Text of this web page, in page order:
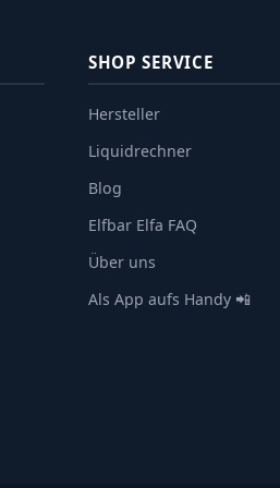
SHOP SERVICE
Hersteller
Liquidrechner
Blog
Elfbar Elfa FAQ
Über uns
Als App aufs Handy 📲